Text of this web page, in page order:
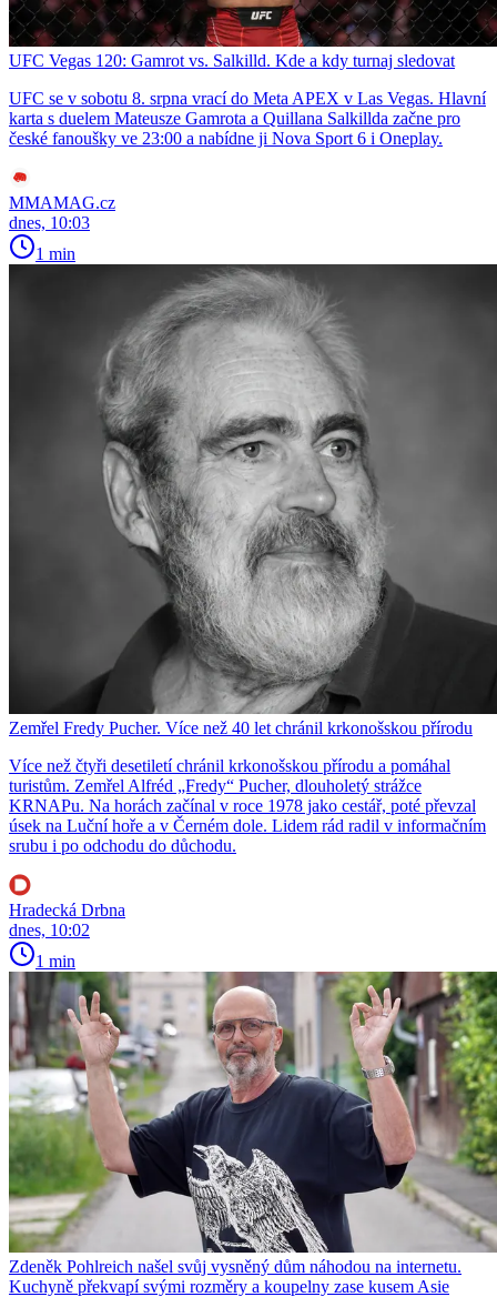
UFC Vegas 120: Gamrot vs. Salkilld. Kde a kdy turnaj sledovat
UFC se v sobotu 8. srpna vrací do Meta APEX v Las Vegas. Hlavní
karta s duelem Mateusze Gamrota a Quillana Salkillda začne pro
české fanoušky ve 23:00 a nabídne ji Nova Sport 6 i Oneplay.
MMAMAG.cz
dnes, 10:03
1 min
Zemřel Fredy Pucher. Více než 40 let chránil krkonošskou přírodu
Více než čtyři desetiletí chránil krkonošskou přírodu a pomáhal
turistům. Zemřel Alfréd „Fredy“ Pucher, dlouholetý strážce
KRNAPu. Na horách začínal v roce 1978 jako cestář, poté převzal
úsek na Luční hoře a v Černém dole. Lidem rád radil v informačním
srubu i po odchodu do důchodu.
Hradecká Drbna
dnes, 10:02
1 min
Zdeněk Pohlreich našel svůj vysněný dům náhodou na internetu.
Kuchyně překvapí svými rozměry a koupelny zase kusem Asie